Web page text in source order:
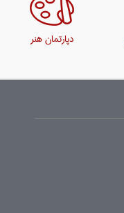
دپارتمان هنر